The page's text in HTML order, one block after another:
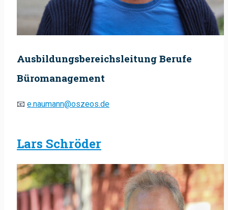
Ausbildungsbereichsleitung Berufe
Büromanagement
📧 e.naumann@oszeos.de
Lars Schröder